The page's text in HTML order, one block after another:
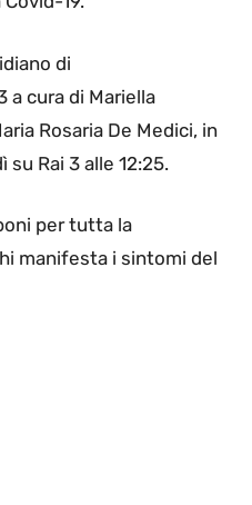
di
a cura di Mariella
Rosaria De Medici, in
su Rai 3 alle 12:25.
per tutta la
manifesta i sintomi del